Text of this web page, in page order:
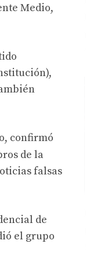
Medio,
confirmó
de la
falsas
de
el grupo